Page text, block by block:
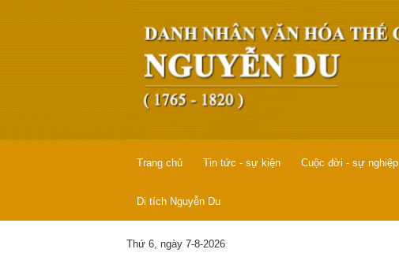
Trang chủ Tin tức - sự kiện Cuộc đời - sự nghiệp
Di tích Nguyễn Du
Thứ 6, ngày 7-8-2026